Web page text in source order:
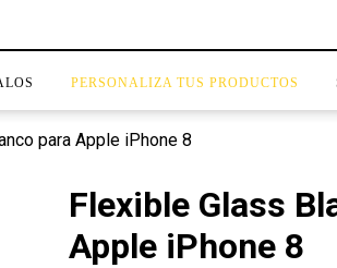
PERSONALIZA TUS PRODUCTOS
para Apple iPhone 8
Flexible Glass
Apple iPhone 8